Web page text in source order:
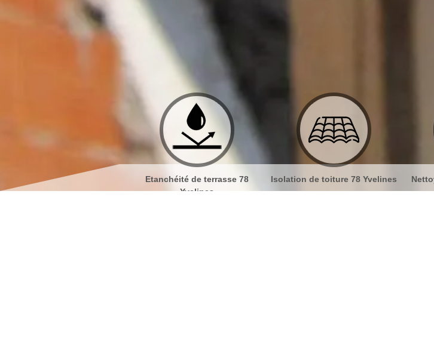
Etanchéité de terrasse 78
Yvelines
Isolation de toiture 78 Yvelines
Nettoyage et démoussage de
toiture 78